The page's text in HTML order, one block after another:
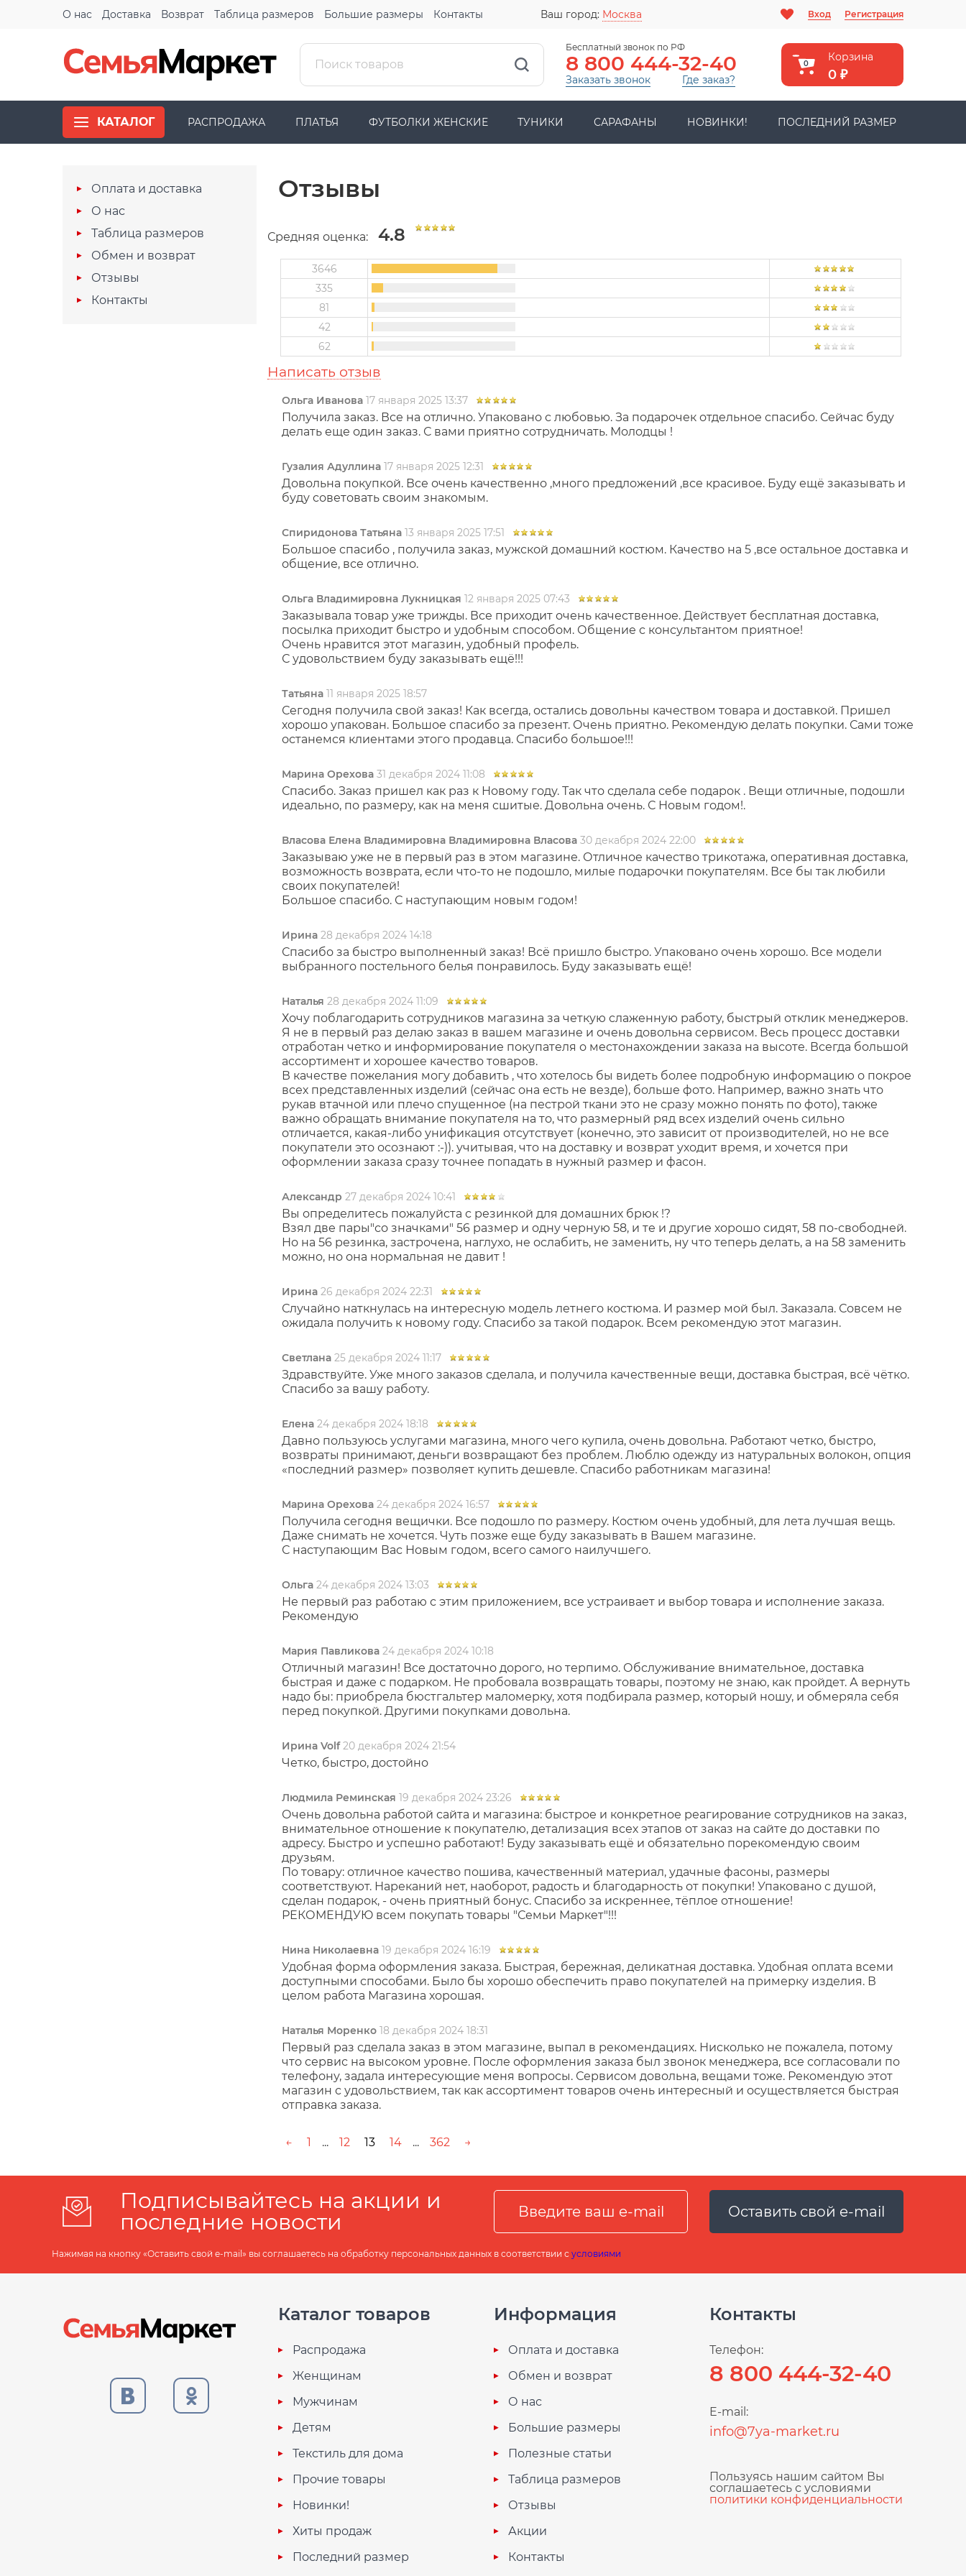
О нас Доставка Возврат Таблица размеров Большие размеры Контакты Ваш город: Москва Вход Регистрация
Бесплатный звонок по РФ
8 800 444-32-40
Заказать звонок Где заказ?
Корзина
0
0 ₽
КАТАЛОГ РАСПРОДАЖА ПЛАТЬЯ ФУТБОЛКИ ЖЕНСКИЕ ТУНИКИ САРАФАНЫ НОВИНКИ! ПОСЛЕДНИЙ РАЗМЕР
Оплата и доставка
О нас
Таблица размеров
Обмен и возврат
Отзывы
Контакты
Отзывы
Средняя оценка: 4.8
3646
335
81
42
62
Написать отзыв
Ольга Иванова 17 января 2025 13:37
Получила заказ. Все на отлично. Упаковано с любовью. За подарочек отдельное спасибо. Сейчас буду
делать еще один заказ. С вами приятно сотрудничать. Молодцы !
Гузалия Адуллина 17 января 2025 12:31
Довольна покупкой. Все очень качественно ,много предложений ,все красивое. Буду ещё заказывать и
буду советовать своим знакомым.
Спиридонова Татьяна 13 января 2025 17:51
Большое спасибо , получила заказ, мужской домашний костюм. Качество на 5 ,все остальное доставка и
общение, все отлично.
Ольга Владимировна Лукницкая 12 января 2025 07:43
Заказывала товар уже трижды. Все приходит очень качественное. Действует бесплатная доставка,
посылка приходит быстро и удобным способом. Общение с консультантом приятное!
Очень нравится этот магазин, удобный профель.
С удовольствием буду заказывать ещё!!!
Татьяна 11 января 2025 18:57
Сегодня получила свой заказ! Как всегда, остались довольны качеством товара и доставкой. Пришел
хорошо упакован. Большое спасибо за презент. Очень приятно. Рекомендую делать покупки. Сами тоже
останемся клиентами этого продавца. Спасибо большое!!!
Марина Орехова 31 декабря 2024 11:08
Спасибо. Заказ пришел как раз к Новому году. Так что сделала себе подарок . Вещи отличные, подошли
идеально, по размеру, как на меня сшитые. Довольна очень. С Новым годом!.
Власова Елена Владимировна Владимировна Власова 30 декабря 2024 22:00
Заказываю уже не в первый раз в этом магазине. Отличное качество трикотажа, оперативная доставка,
возможность возврата, если что-то не подошло, милые подарочки покупателям. Все бы так любили
своих покупателей!
Большое спасибо. С наступающим новым годом!
Ирина 28 декабря 2024 14:18
Спасибо за быстро выполненный заказ! Всё пришло быстро. Упаковано очень хорошо. Все модели
выбранного постельного белья понравилось. Буду заказывать ещё!
Наталья 28 декабря 2024 11:09
Хочу поблагодарить сотрудников магазина за четкую слаженную работу, быстрый отклик менеджеров.
Я не в первый раз делаю заказ в вашем магазине и очень довольна сервисом. Весь процесс доставки
отработан четко и информирование покупателя о местонахождении заказа на высоте. Всегда большой
ассортимент и хорошее качество товаров.
В качестве пожелания могу добавить , что хотелось бы видеть более подробную информацию о покрое
всех представленных изделий (сейчас она есть не везде), больше фото. Например, важно знать что
рукав втачной или плечо спущенное (на пестрой ткани это не сразу можно понять по фото), также
важно обращать внимание покупателя на то, что размерный ряд всех изделий очень сильно
отличается, какая-либо унификация отсутствует (конечно, это зависит от производителей, но не все
покупатели это осознают :-)). учитывая, что на доставку и возврат уходит время, и хочется при
оформлении заказа сразу точнее попадать в нужный размер и фасон.
Александр 27 декабря 2024 10:41
Вы определитесь пожалуйста с резинкой для домашних брюк !?
Взял две пары"со значками" 56 размер и одну черную 58, и те и другие хорошо сидят, 58 по-свободней.
Но на 56 резинка, застрочена, наглухо, не ослабить, не заменить, ну что теперь делать, а на 58 заменить
можно, но она нормальная не давит !
Ирина 26 декабря 2024 22:31
Случайно наткнулась на интересную модель летнего костюма. И размер мой был. Заказала. Совсем не
ожидала получить к новому году. Спасибо за такой подарок. Всем рекомендую этот магазин.
Светлана 25 декабря 2024 11:17
Здравствуйте. Уже много заказов сделала, и получила качественные вещи, доставка быстрая, всё чётко.
Спасибо за вашу работу.
Елена 24 декабря 2024 18:18
Давно пользуюсь услугами магазина, много чего купила, очень довольна. Работают четко, быстро,
возвраты принимают, деньги возвращают без проблем. Люблю одежду из натуральных волокон, опция
«последний размер» позволяет купить дешевле. Спасибо работникам магазина!
Марина Орехова 24 декабря 2024 16:57
Получила сегодня вещички. Все подошло по размеру. Костюм очень удобный, для лета лучшая вещь.
Даже снимать не хочется. Чуть позже еще буду заказывать в Вашем магазине.
С наступающим Вас Новым годом, всего самого наилучшего.
Ольга 24 декабря 2024 13:03
Не первый раз работаю с этим приложением, все устраивает и выбор товара и исполнение заказа.
Рекомендую
Мария Павликова 24 декабря 2024 10:18
Отличный магазин! Все достаточно дорого, но терпимо. Обслуживание внимательное, доставка
быстрая и даже с подарком. Не пробовала возвращать товары, поэтому не знаю, как пройдет. А вернуть
надо бы: приобрела бюстгальтер маломерку, хотя подбирала размер, который ношу, и обмеряла себя
перед покупкой. Другими покупками довольна.
Ирина Volf 20 декабря 2024 21:54
Четко, быстро, достойно
Людмила Реминская 19 декабря 2024 23:26
Очень довольна работой сайта и магазина: быстрое и конкретное реагирование сотрудников на заказ,
внимательное отношение к покупателю, детализация всех этапов от заказ на сайте до доставки по
адресу. Быстро и успешно работают! Буду заказывать ещё и обязательно порекомендую своим
друзьям.
По товару: отличное качество пошива, качественный материал, удачные фасоны, размеры
соответствуют. Нареканий нет, наоборот, радость и благодарность от покупки! Упаковано с душой,
сделан подарок, - очень приятный бонус. Спасибо за искреннее, тёплое отношение!
РЕКОМЕНДУЮ всем покупать товары "Семьи Маркет"!!!
Нина Николаевна 19 декабря 2024 16:19
Удобная форма оформления заказа. Быстрая, бережная, деликатная доставка. Удобная оплата всеми
доступными способами. Было бы хорошо обеспечить право покупателей на примерку изделия. В
целом работа Магазина хорошая.
Наталья Моренко 18 декабря 2024 18:31
Первый раз сделала заказ в этом магазине, выпал в рекомендациях. Нисколько не пожалела, потому
что сервис на высоком уровне. После оформления заказа был звонок менеджера, все согласовали по
телефону, задала интересующие меня вопросы. Сервисом довольна, вещами тоже. Рекомендую этот
магазин с удовольствием, так как ассортимент товаров очень интересный и осуществляется быстрая
отправка заказа.
← 1 ... 12 13 14 ... 362 →
Подписывайтесь на акции и
последние новости
Оставить свой e-mail
Нажимая на кнопку «Оставить свой e-mail» вы соглашаетесь на обработку персональных данных в соответствии с условиями
Каталог товаров
Распродажа
Женщинам
Мужчинам
Детям
Текстиль для дома
Прочие товары
Новинки!
Хиты продаж
Последний размер
Информация
Оплата и доставка
Обмен и возврат
О нас
Большие размеры
Полезные статьи
Таблица размеров
Отзывы
Акции
Контакты
Контакты
Телефон:
8 800 444-32-40
E-mail:
info@7ya-market.ru
Пользуясь нашим сайтом Вы
соглашаетесь с условиями
политики конфиденциальности